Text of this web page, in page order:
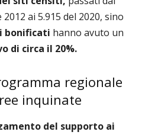
ai 5.915 del 2020, sino
bonificati hanno avuto un
di circa il 20%.
regionale
inquinate
del supporto ai